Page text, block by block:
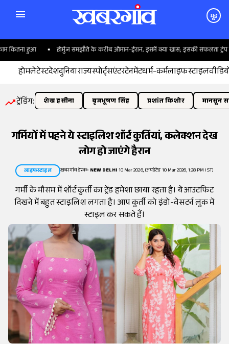
मूड
हुआ होर्मुज समझौते के करीब ओमान-ईरान, इसमें क्या खास; इसकी सफलता ट्रंप पर
होमलेटेस्टदेशदुनियाराज्यस्पोर्ट्सएंटरटेनमेंटधर्म-कर्मलाइफस्टाइल
ट्रेंडिंग: शेख हसीना बृजभूषण सिंह प्रशांत किशोर मानसून
गर्मियों में पहने ये स्टाइलिश शॉर्ट कुर्तियां, कलेक्शन देख
लोग हो जाएंगे हैरान
लाइफस्टाइल खबरगांव डेस्क• NEW DELHI10 Mar 2026, (अपडेटेड 10 Mar 2026, 1:28 PM IST)
गर्मी के मौसम में शॉर्ट कुर्ती का ट्रेंड हमेशा छाया रहता है। ये आउटफिट
दिखने में बहुत स्टाइलिश लगता है। आप कुर्ती को इंडो-वेसटर्न लुक में
स्टाइल कर सकते हैं।